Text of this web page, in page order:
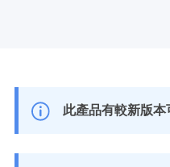
此產品有較新版本